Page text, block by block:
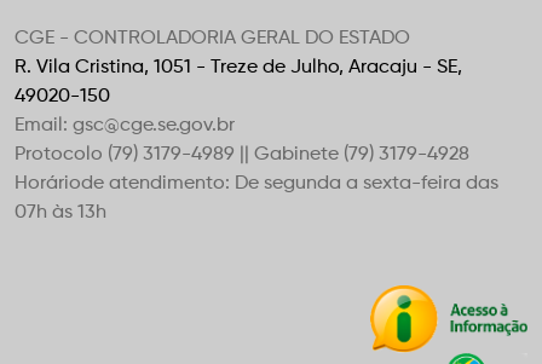
CGE - CONTROLADORIA GERAL DO ESTADO
R. Vila Cristina, 1051 - Treze de Julho, Aracaju - SE,
49020-150
Email: gsc@cge.se.gov.br
Protocolo (79) 3179-4989 || Gabinete (79) 3179-4928
Horáriode atendimento: De segunda a sexta-feira das
07h às 13h